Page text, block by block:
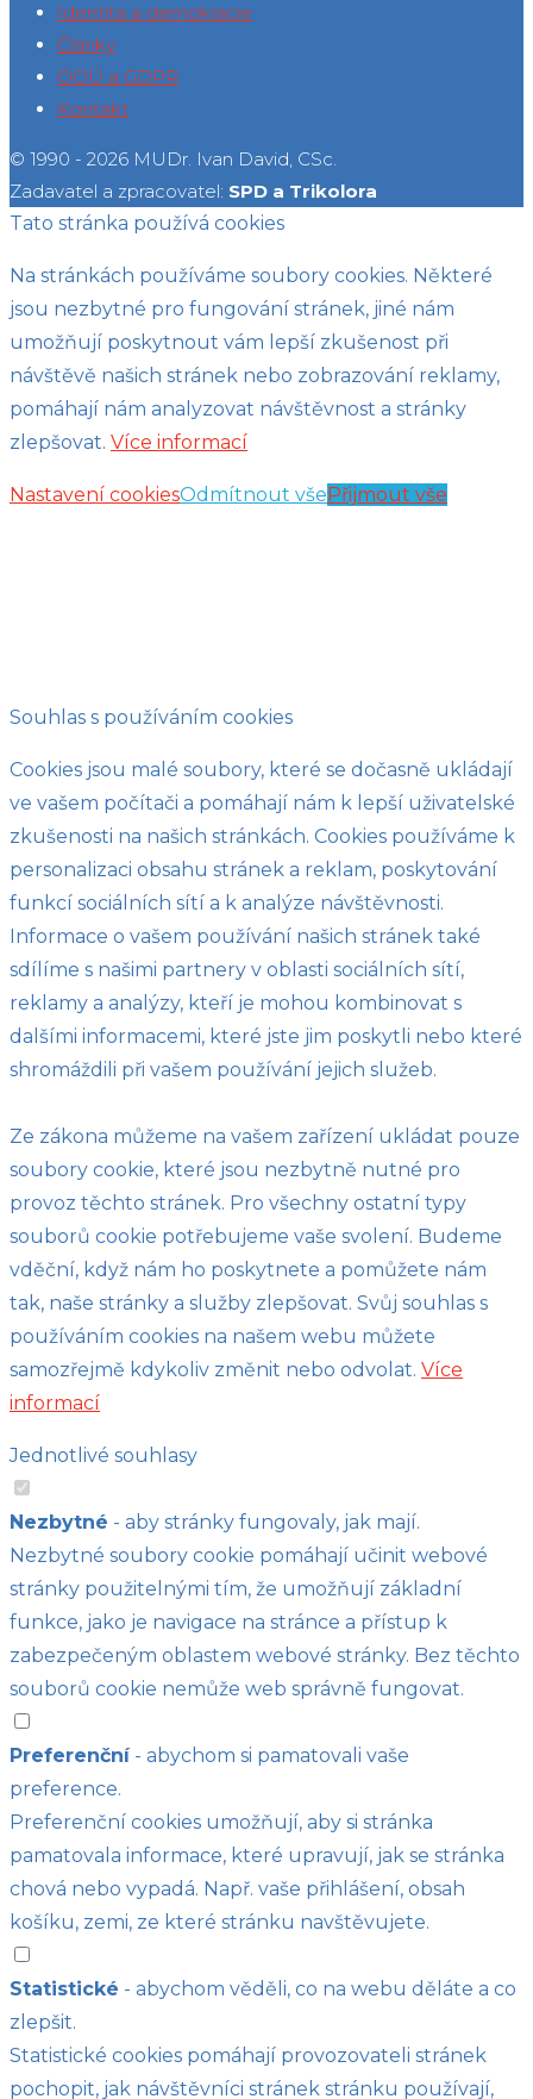
Identita a demokracie
Články
OOÚ a GDPR
Kontakt
© 1990 - 2026 MUDr. Ivan David, CSc.
Zadavatel a zpracovatel: SPD a Trikolora
Tato stránka používá cookies
Na stránkách používáme soubory cookies. Některé
jsou nezbytné pro fungování stránek, jiné nám
umožňují poskytnout vám lepší zkušenost při
návštěvě našich stránek nebo zobrazování reklamy,
pomáhají nám analyzovat návštěvnost a stránky
zlepšovat. Více informací
Nastavení cookiesOdmítnout vše Přijmout vše
Souhlas s používáním cookies
Cookies jsou malé soubory, které se dočasně ukládají
ve vašem počítači a pomáhají nám k lepší uživatelské
zkušenosti na našich stránkách. Cookies používáme k
personalizaci obsahu stránek a reklam, poskytování
funkcí sociálních sítí a k analýze návštěvnosti.
Informace o vašem používání našich stránek také
sdílíme s našimi partnery v oblasti sociálních sítí,
reklamy a analýzy, kteří je mohou kombinovat s
dalšími informacemi, které jste jim poskytli nebo které
shromáždili při vašem používání jejich služeb.
Ze zákona můžeme na vašem zařízení ukládat pouze
soubory cookie, které jsou nezbytně nutné pro
provoz těchto stránek. Pro všechny ostatní typy
souborů cookie potřebujeme vaše svolení. Budeme
vděční, když nám ho poskytnete a pomůžete nám
tak, naše stránky a služby zlepšovat. Svůj souhlas s
používáním cookies na našem webu můžete
samozřejmě kdykoliv změnit nebo odvolat. Více
informací
Jednotlivé souhlasy
Nezbytné - aby stránky fungovaly, jak mají.
Nezbytné soubory cookie pomáhají učinit webové
stránky použitelnými tím, že umožňují základní
funkce, jako je navigace na stránce a přístup k
zabezpečeným oblastem webové stránky. Bez těchto
souborů cookie nemůže web správně fungovat.
Preferenční- abychom si pamatovali vaše
preference.
Preferenční cookies umožňují, aby si stránka
pamatovala informace, které upravují, jak se stránka
chová nebo vypadá. Např. vaše přihlášení, obsah
košíku, zemi, ze které stránku navštěvujete.
Statistické - abychom věděli, co na webu děláte a co
zlepšit.
Statistické cookies pomáhají provozovateli stránek
pochopit, jak návštěvníci stránek stránku používají,